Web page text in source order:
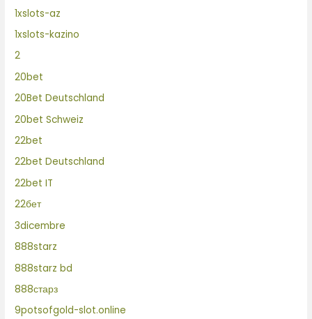
1xslots-az
1xslots-kazino
2
20bet
20Bet Deutschland
20bet Schweiz
22bet
22bet Deutschland
22bet IT
22бет
3dicembre
888starz
888starz bd
888старз
9potsofgold-slot.online